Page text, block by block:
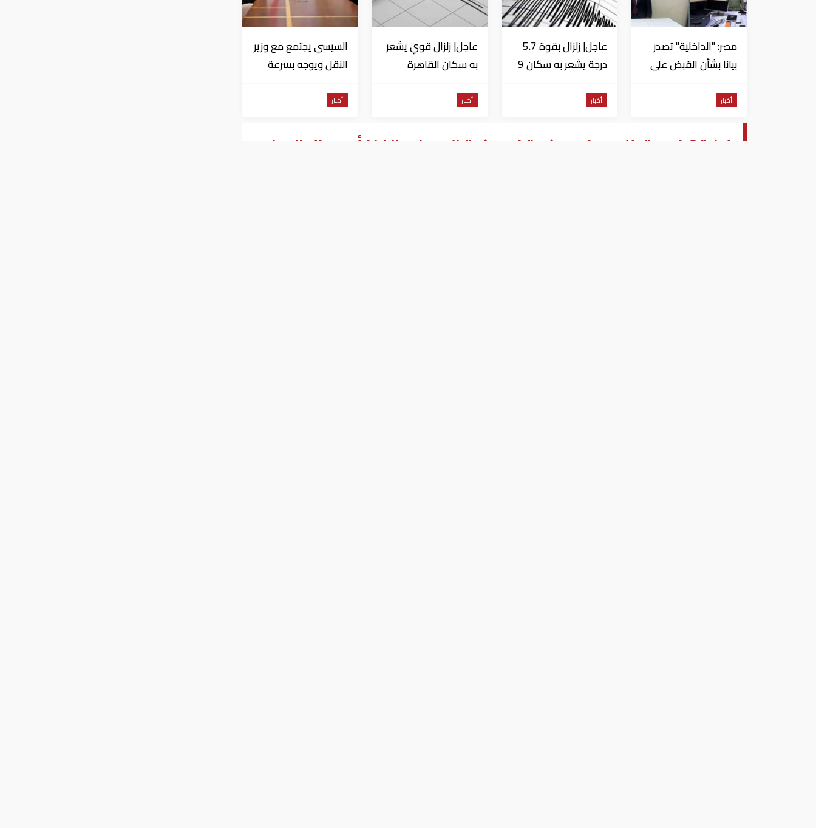
مصر: "الداخلية" تصدر
بيانا بشأن القبض على
للاستيلاء على
أخبار
عاجل| زلزال بقوة 5.7
درجة يشعر به سكان 9
من السويس
أخبار
عاجل| زلزال قوي يشعر
به سكان القاهرة
أخبار
السيسي يجتمع مع وزير
النقل ويوجه بسرعة
المشروعات الجاري
أخبار
إدارة ترامب تطلب من محكمة امريكية السماح بإنفاذ أمر حظر السفر